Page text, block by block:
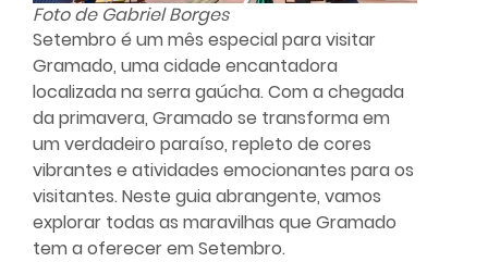
Foto de Gabriel Borges
Setembro é um mês especial para visitar
Gramado, uma cidade encantadora
localizada na serra gaúcha. Com a chegada
da primavera, Gramado se transforma em
um verdadeiro paraíso, repleto de cores
vibrantes e atividades emocionantes para os
visitantes. Neste guia abrangente, vamos
explorar todas as maravilhas que Gramado
tem a oferecer em Setembro.